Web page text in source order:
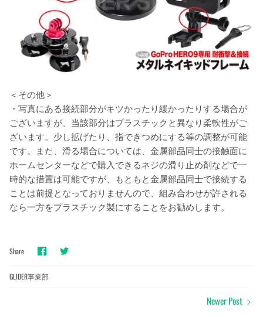
＜その他＞
・写真にある接続部分がキツかったり緩かったりする場合が
ございますが、当該部分はプラスチックと異なり柔軟性がご
ざいます。少し拡げたり、指できつめにする等の調整が可能
です。また、滑る場合については、金属部品同士の接触面に
ホームセンターなどで購入できるネジの滑り止め剤などで一
時的な措置は可能ですが、もともと金属部品同士で接続する
ことは前提となっておりませんので、組み合わせが許される
なら一方をプラスチック製にすることをお勧めします。
Share Share
on
Share
GLIDER事業部
Newer Post